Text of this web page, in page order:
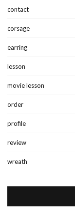
contact
corsage
earring
lesson
movie lesson
order
profile
review
wreath